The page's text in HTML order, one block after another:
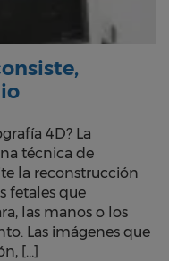
4D? La
técnica de
la reconstrucción
fetales que
las manos o los
Las imágenes que
[…]